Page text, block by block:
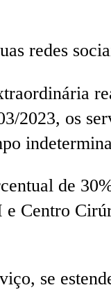
redes
os
de
Centro
se